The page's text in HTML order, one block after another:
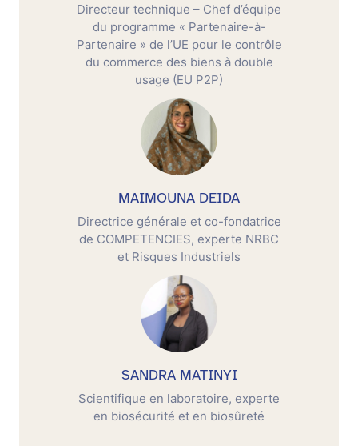
Directeur technique – Chef d’équipe
du programme « Partenaire-à-
Partenaire » de l’UE pour le contrôle
du commerce des biens à double
usage (EU P2P)
MAIMOUNA DEIDA
Directrice générale et co-fondatrice
de COMPETENCIES, experte NRBC
et Risques Industriels
SANDRA MATINYI
Scientifique en laboratoire, experte
en biosécurité et en biosûreté